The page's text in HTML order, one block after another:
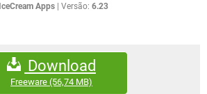
GMAIL
WHATSAPP
EXCEL
GMAIL
FACEBOOK
EXCEL
WHATSAPP
IceCream Apps Versão: 6.23
Download
Freeware (56,74 MB)